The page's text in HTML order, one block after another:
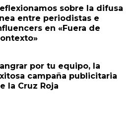
sobre la difusa
entre periodistas e
en «Fuera de
por tu equipo, la
campaña publicitaria
la Cruz Roja